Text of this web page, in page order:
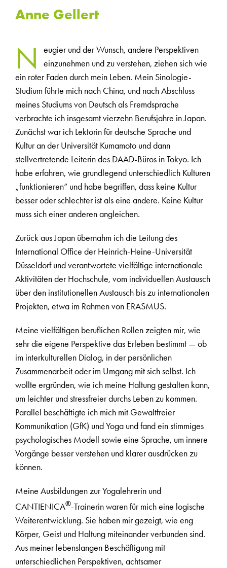
Anne Gellert
N
eugier und der Wunsch, andere Perspektiven
einzunehmen und zu verstehen, ziehen sich wie
ein roter Faden durch mein Leben. Mein Sinologie-
Studium führte mich nach China, und nach Abschluss
meines Studiums von Deutsch als Fremdsprache
verbrachte ich insgesamt vierzehn Berufsjahre in Japan.
Zunächst war ich Lektorin für deutsche Sprache und
Kultur an der Universität Kumamoto und dann
stellvertretende Leiterin des DAAD-Büros in Tokyo. Ich
habe erfahren, wie grundlegend unterschiedlich Kulturen
„funktionieren“ und habe begriffen, dass keine Kultur
besser oder schlechter ist als eine andere. Keine Kultur
muss sich einer anderen angleichen.
Zurück aus Japan übernahm ich die Leitung des
International Office der Heinrich-Heine-Universität
Düsseldorf und verantwortete vielfältige internationale
Aktivitäten der Hochschule, vom individuellen Austausch
über den institutionellen Austausch bis zu internationalen
Projekten, etwa im Rahmen von ERASMUS.
Meine vielfältigen beruflichen Rollen zeigten mir, wie
sehr die eigene Perspektive das Erleben bestimmt — ob
im interkulturellen Dialog, in der persönlichen
Zusammenarbeit oder im Umgang mit sich selbst. Ich
wollte ergründen, wie ich meine Haltung gestalten kann,
um leichter und stressfreier durchs Leben zu kommen.
Parallel beschäftigte ich mich mit Gewaltfreier
Kommunikation (GfK) und Yoga und fand ein stimmiges
psychologisches Modell sowie eine Sprache, um innere
Vorgänge besser verstehen und klarer ausdrücken zu
können.
Meine Ausbildungen zur Yogalehrerin und
CANTIENICA®-Trainerin waren für mich eine logische
Weiterentwicklung. Sie haben mir gezeigt, wie eng
Körper, Geist und Haltung miteinander verbunden sind.
Aus meiner lebenslangen Beschäftigung mit
unterschiedlichen Perspektiven, achtsamer